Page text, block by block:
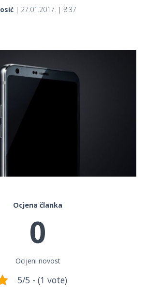
| 27.01.2017. | 8:37
Ocjena članka
0
Ocijeni novost
5/5 - (1 vote)